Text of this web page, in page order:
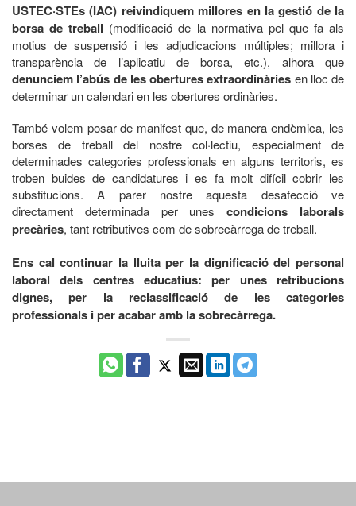
USTEC·STEs (IAC) reivindiquem millores en la gestió de la
borsa de treball (modificació de la normativa pel que fa als
motius de suspensió i les adjudicacions múltiples; millora i
transparència de l’aplicatiu de borsa, etc.), alhora que
denunciem l’abús de les obertures extraordinàries en lloc de
determinar un calendari en les obertures ordinàries.
També volem posar de manifest que, de manera endèmica, les
borses de treball del nostre col·lectiu, especialment de
determinades categories professionals en alguns territoris, es
troben buides de candidatures i es fa molt difícil cobrir les
substitucions. A parer nostre aquesta desafecció ve
directament determinada per unescondicions laborals
precàries, tant retributives com de sobrecàrrega de treball.
Ens cal continuar la lluita per la dignificació del personal
laboral dels centres educatius: per unes retribucions
dignes, per la reclassificació de les categories
professionals i per acabar amb la sobrecàrrega.